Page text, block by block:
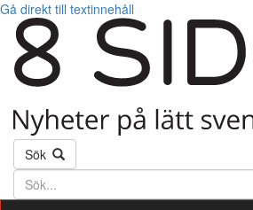
Gå direkt till textinnehåll
Sök
Söktext